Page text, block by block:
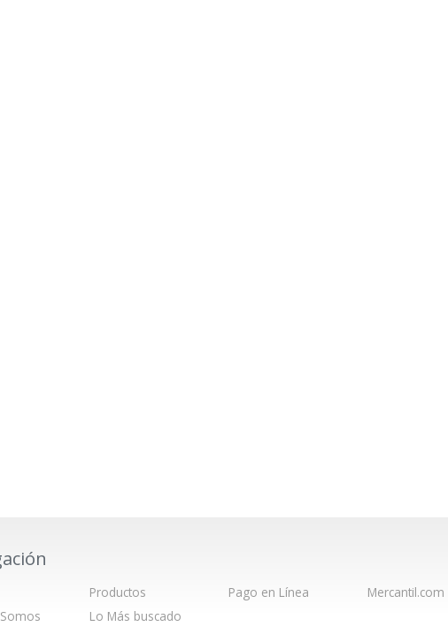
Productos
Lo Más buscado
Pago en Línea Mercantil.com